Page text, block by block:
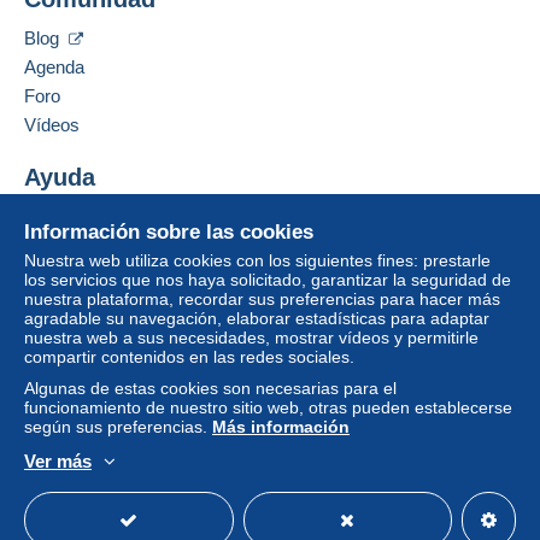
Un pago que no pase por
integrado a la página
vendedor al comprador. Una compra no pagada
cláusulas relativas al pago, estas se considerarán
nulas. Las condiciones de pago de la página web
Delcampe, tal y como se definen en las
Las compras deben pagarse en un plazo de14
díasa partir de la recepción de la declaración final
del vendedor.
Spese postali all'interno dell'Italia.
Pacco ordinario Euro 10,00 fino a 3 Kg da 3 a 5 Kg €
12,00 da 5 a 10 Kg € 15,00 da 10 a 20 Kg. € 17,50
Piego libri ordinario da 0 a 2 Kg, Euro 2,50 da 2 a 5 Kg
Información sobre las cookies
Nuestra web utiliza cookies con los siguientes fines: prestarle
los servicios que nos haya solicitado, garantizar la seguridad de
nuestra plataforma, recordar sus preferencias para hacer más
agradable su navegación, elaborar estadísticas para adaptar
nuestra web a sus necesidades, mostrar vídeos y permitirle
compartir contenidos en las redes sociales.
Algunas de estas cookies son necesarias para el
funcionamiento de nuestro sitio web, otras pueden establecerse
según sus preferencias. Más información
Ver más
Blog
Agenda
Foro
Vídeos
Ayuda
Comprar en Delcampe
Vender en Delcampe
Una página securizada